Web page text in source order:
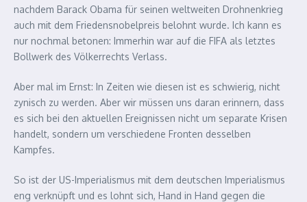
nachdem Barack Obama für seinen weltweiten Drohnenkrieg
auch mit dem Friedensnobelpreis belohnt wurde. Ich kann es
nur nochmal betonen: Immerhin war auf die FIFA als letztes
Bollwerk des Völkerrechts Verlass.
Aber mal im Ernst: In Zeiten wie diesen ist es schwierig, nicht
zynisch zu werden. Aber wir müssen uns daran erinnern, dass
es sich bei den aktuellen Ereignissen nicht um separate Krisen
handelt, sondern um verschiedene Fronten desselben
Kampfes.
So ist der US-Imperialismus mit dem deutschen Imperialismus
eng verknüpft und es lohnt sich, Hand in Hand gegen die